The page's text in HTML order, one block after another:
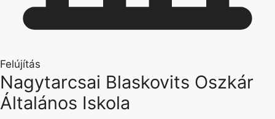
Felújítás
Nagytarcsai Blaskovits Oszkár
Általános Iskola